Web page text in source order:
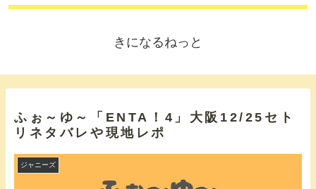
きになるねっと
ふぉ～ゆ～「ENTA！4」大阪12/25セト
リネタバレや現地レポ
ジャニーズ